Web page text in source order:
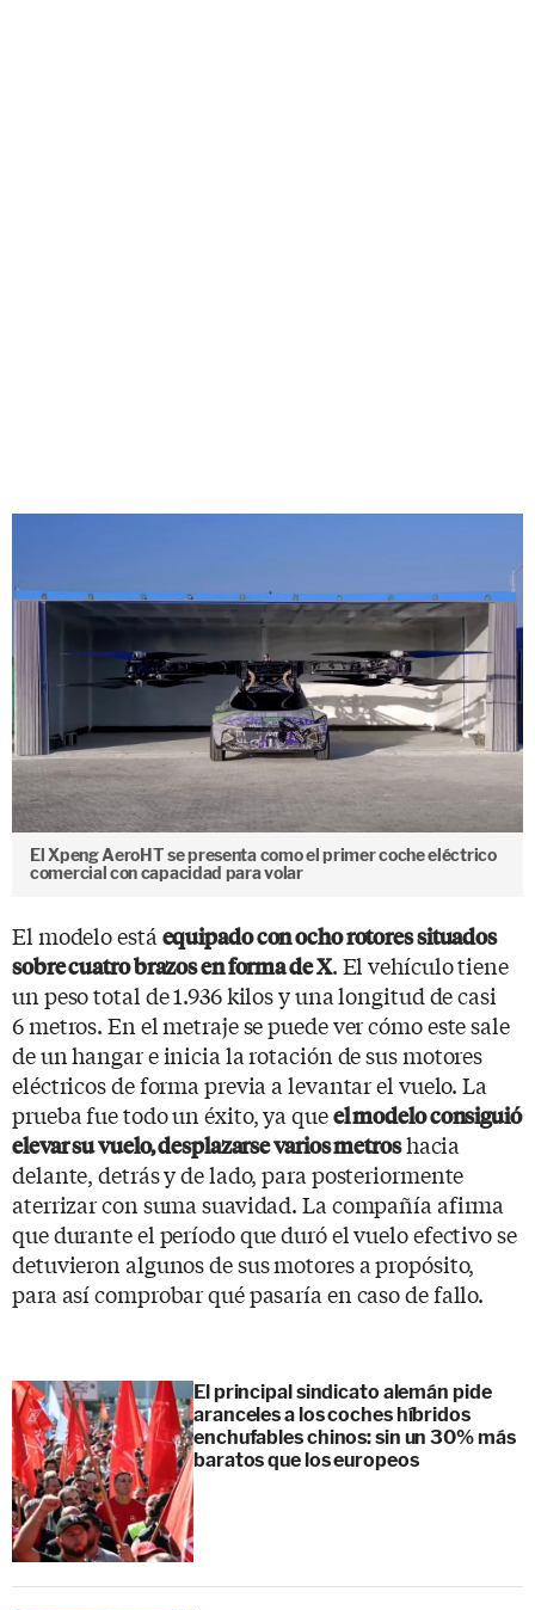
El Xpeng AeroHT se presenta como el primer coche eléctrico
comercial con capacidad para volar
El modelo estáequipado con ocho rotores situados
sobre cuatro brazos en forma de X. El vehículo tiene
un peso total de 1.936 kilos y una longitud de casi
6 metros. En el metraje se puede ver cómo este sale
de un hangar e inicia la rotación de sus motores
eléctricos de forma previa a levantar el vuelo. La
prueba fue todo un éxito, ya queel modelo consiguió
elevar su vuelo, desplazarse varios metroshacia
delante, detrás y de lado, para posteriormente
aterrizar con suma suavidad. La compañía afirma
que durante el período que duró el vuelo efectivo se
detuvieron algunos de sus motores a propósito,
para así comprobar qué pasaría en caso de fallo.
El principal sindicato alemán pide
aranceles a los coches híbridos
enchufables chinos: sin un 30% más
baratos que los europeos